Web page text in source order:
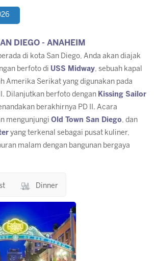
DIEGO - ANAHEIM
di kota San Diego, Anda akan diajak
berfoto di USS Midway, sebuah kapal
Amerika Serikat yang digunakan pada
Dilanjutkan berfoto dengan Kissing Sailor
berakhirnya PD II. Acara
mengunjungi Old Town San Diego, dan
yang terkenal sebagai pusat kuliner,
malam dengan bangunan bergaya
Dinner